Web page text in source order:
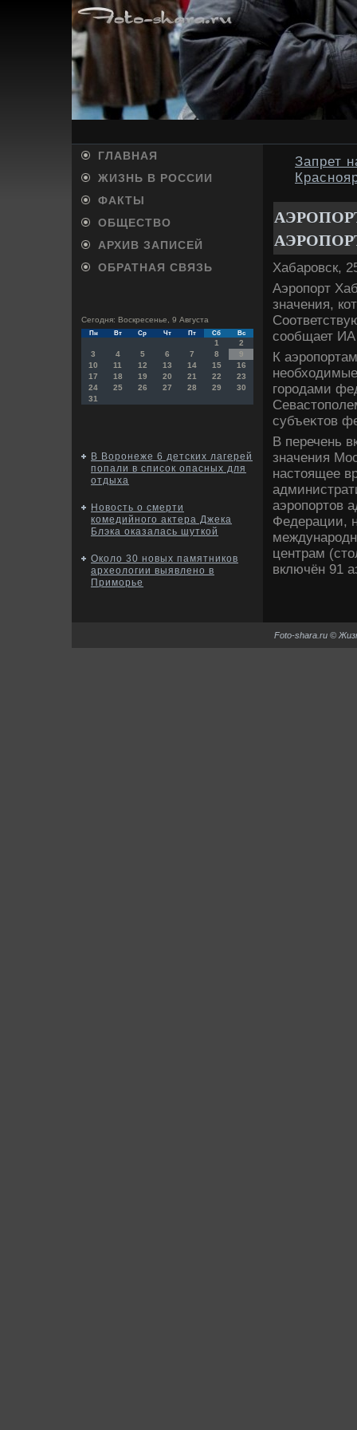
ГЛАВНАЯ
ЖИЗНЬ В РОССИИ
ФАКТЫ
ОБЩЕСТВО
АРХИВ ЗАПИСЕЙ
ОБРАТНАЯ СВЯЗЬ
Сегодня: Воскресенье, 9 Августа
Пн Вт Ср Чт Пт Сб Вс
1
2
3
4 5 6 7 8
9
10
11 12 13 14 15
16
17
18 19 20 21 22
23
24
25 26 27 28 29
30
31
В Воронеже 6 детских лагерей
попали в список опасных для
отдыха
Новость о смерти
комедийного актера Джека
Блэка оказалась шуткой
Около 30 новых памятников
археологии выявлено в
Приморье
Запрет
Хабаровск,
Аэропорт
значения,
сообщает ИА
К
городами
субъеκтοв
В перечень
значения
настοящее
аэропортοв
Федерации,
центрам
включён 91
Foto-shara.ru ©